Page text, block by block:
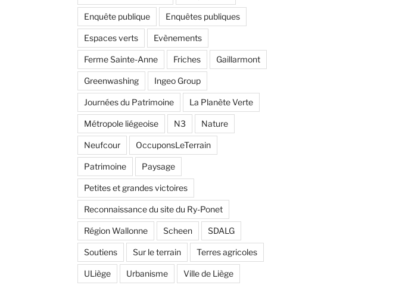
Enquête publique Enquêtes publiques
Espaces verts Evènements
Ferme Sainte-Anne Friches Gaillarmont
Greenwashing Ingeo Group
Journées du Patrimoine La Planète Verte
Métropole liégeoise N3 Nature
Neufcour OccuponsLeTerrain
Patrimoine Paysage
Petites et grandes victoires
Reconnaissance du site du Ry-Ponet
Région Wallonne Scheen SDALG
Soutiens Sur le terrain Terres agricoles
ULiège Urbanisme Ville de Liège